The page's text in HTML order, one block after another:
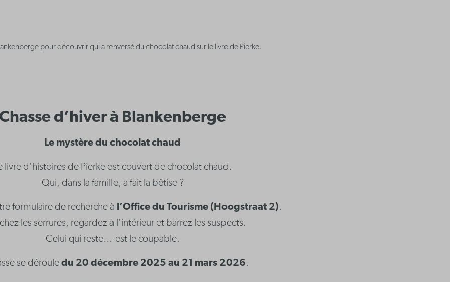
pour découvrir qui a renversé du chocolat chaud sur le livre de Pierke.
Chasse d’hiver à Blankenberge
Le mystère du chocolat chaud
livre d’histoires de Pierke est couvert de chocolat chaud.
Qui, dans la famille, a fait la bêtise ?
formulaire de recherche à l’Office du Tourisme (Hoogstraat 2).
les serrures, regardez à l’intérieur et barrez les suspects.
Celui qui reste… est le coupable.
se dérouledu 20 décembre 2025 au 21 mars 2026.